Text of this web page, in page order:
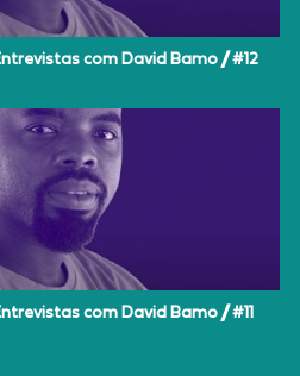
com David Bamo // #12
com David Bamo // #11